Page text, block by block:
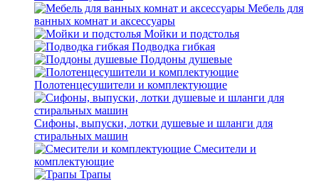
Мебель для
ванных комнат и аксессуары
Мойки и подстолья
Подводка гибкая
Поддоны душевые
Полотенцесушители и комплектующие
Сифоны, выпуски, лотки душевые и шланги для
стиральных машин
Смесители и
комплектующие
Трапы